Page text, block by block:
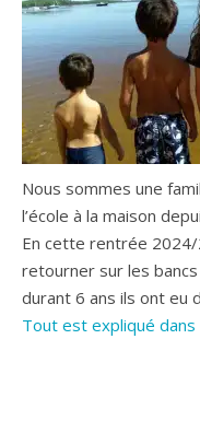
Nous sommes une
l’école à la maison
En cette rentrée
retourner sur les
durant 6 ans ils ont eu
Tout est expliqué